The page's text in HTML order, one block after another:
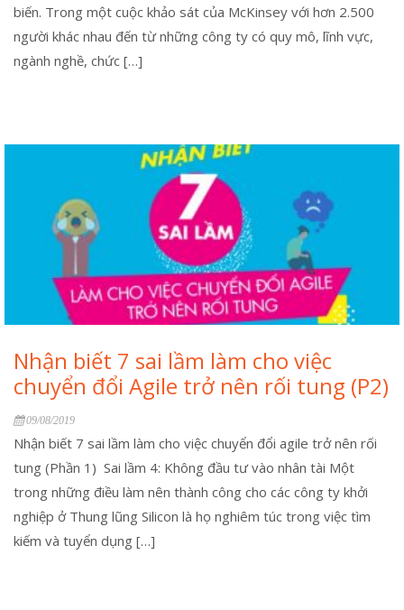
biến. Trong một cuộc khảo sát của McKinsey với hơn 2.500
người khác nhau đến từ những công ty có quy mô, lĩnh vực,
ngành nghề, chức […]
Nhận biết 7 sai lầm làm cho việc
chuyển đổi Agile trở nên rối tung (P2)
09/08/2019
Nhận biết 7 sai lầm làm cho việc chuyển đổi agile trở nên rối
tung (Phần 1) Sai lầm 4: Không đầu tư vào nhân tài Một
trong những điều làm nên thành công cho các công ty khởi
nghiệp ở Thung lũng Silicon là họ nghiêm túc trong việc tìm
kiếm và tuyển dụng […]